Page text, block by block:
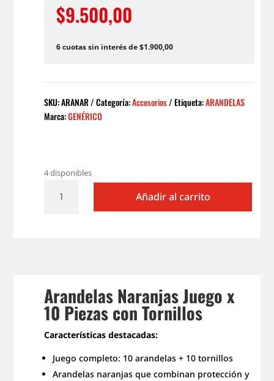
$9.500,00
6 cuotas sin interés de $1.900,00
SKU:ARANAR Categoría:Accesorios Etiqueta:ARANDELAS
Marca:GENÉRICO
4 disponibles
ARANDELAS
NARANJA
Añadir al carrito
Arandelas Naranjas Juego x
10 Piezas con Tornillos
Características destacadas:
Juego completo: 10 arandelas + 10 tornillos
Arandelas naranjas que combinan protección y